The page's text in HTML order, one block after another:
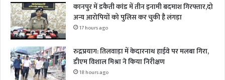
कानपुर में डकैती कांड में तीन इनामी बदमाश गिरफ्तार,दो
अन्य आरोपियों को पुलिस कर चुकी है लंगड़ा
17 hours ago
रुद्रप्रयाग: तिलवाड़ा में केदारनाथ हाईवे पर मलबा गिरा,
डीएम विशाल मिश्रा ने किया निरीक्षण
18 hours ago